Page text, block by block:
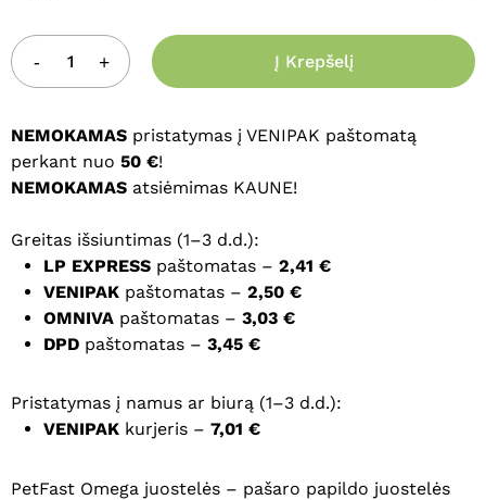
Į Krepšelį
NEMOKAMAS pristatymas į VENIPAK paštomatą
perkant nuo 50 €!
NEMOKAMAS atsiėmimas KAUNE!
Greitas išsiuntimas (1–3 d.d.):
LP EXPRESS paštomatas – 2,41 €
VENIPAK paštomatas – 2,50 €
OMNIVA paštomatas – 3,03 €
DPD paštomatas – 3,45 €
Pristatymas į namus ar biurą (1–3 d.d.):
VENIPAK kurjeris – 7,01 €
PetFast Omega juostelės – pašaro papildo juostelės